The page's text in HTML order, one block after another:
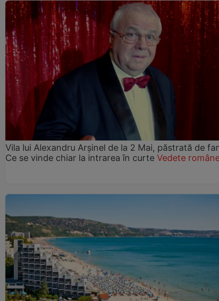
Vila lui Alexandru Arșinel de la 2 Mai, păstrată de
Ce se vinde chiar la intrarea în curte Vedete